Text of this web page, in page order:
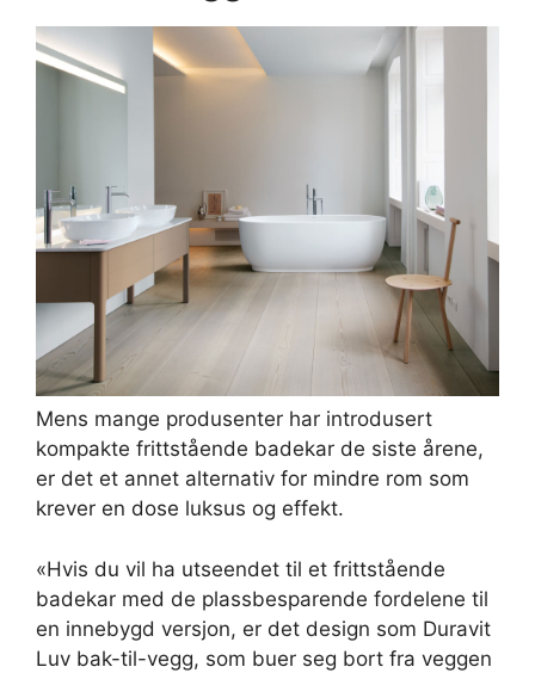
Mens mange produsenter har introdusert
kompakte frittstående badekar de siste årene,
er det et annet alternativ for mindre rom som
krever en dose luksus og effekt.
«Hvis du vil ha utseendet til et frittstående
badekar med de plassbesparende fordelene til
en innebygd versjon, er det design som Duravit
Luv bak-til-vegg, som buer seg bort fra veggen